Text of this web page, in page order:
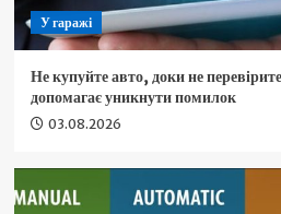
У гаражі
Не купуйте авто, доки не
допомагає уникнути помилок
03.08.2026